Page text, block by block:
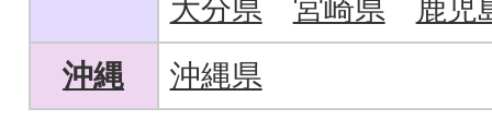
大分県 宮崎県
鹿児
沖縄
沖縄県